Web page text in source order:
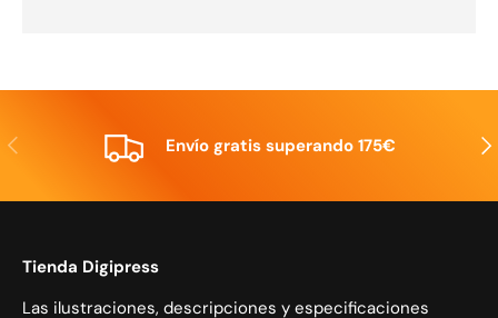
Anterior Envío gratis superando 175€
Tienda Digipress
Las ilustraciones, descripciones y especificaciones